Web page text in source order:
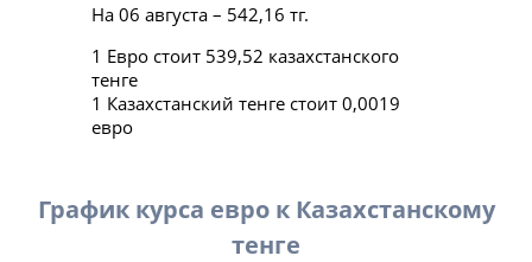
На 06 августа – 542,16 тг.
1 Евро стоит 539,52 казахстанского
тенге
1 Казахстанский тенге стоит 0,0019
евро
График курса евро к Казахстанскому
тенге